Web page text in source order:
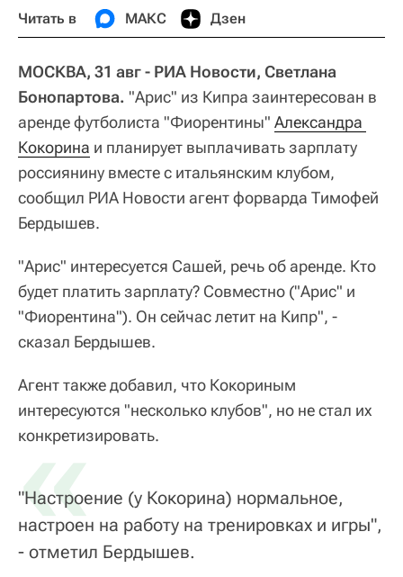
Читать в МАКС Дзен
МОСКВА, 31 авг - РИА Новости, Светлана
Бонопартова. "Арис" из Кипра заинтересован в
аренде футболиста "Фиорентины" Александра
Кокорина и планирует выплачивать зарплату
россиянину вместе с итальянским клубом,
сообщил РИА Новости агент форварда Тимофей
Бердышев.
"Арис" интересуется Сашей, речь об аренде. Кто
будет платить зарплату? Совместно ("Арис" и
"Фиорентина"). Он сейчас летит на Кипр", -
сказал Бердышев.
Агент также добавил, что Кокориным
интересуются "несколько клубов", но не стал их
конкретизировать.
«
"Настроение (у Кокорина) нормальное,
настроен на работу на тренировках и игры",
- отметил Бердышев.